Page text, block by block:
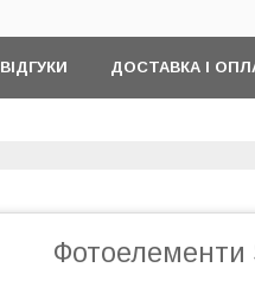
ВІДГУКИ ДОСТАВКА І
Фотоелементи